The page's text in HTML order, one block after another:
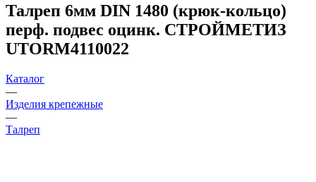
Талреп 6мм DIN 1480 (крюк-кольцо)
перф. подвес оцинк. СТРОЙМЕТИЗ
UTORM4110022
Каталог
—
Изделия крепежные
—
Талреп